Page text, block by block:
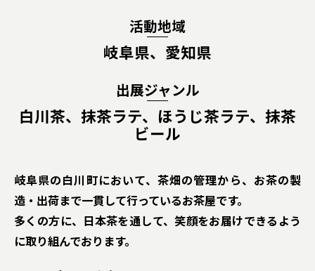
活動地域
岐阜県、愛知県
出展ジャンル
白川茶、抹茶ラテ、ほうじ茶ラテ、抹茶
ビール
岐阜県の白川町において、茶畑の管理から、お茶の製
造・出荷まで一貫して行っているお茶屋です。
多くの方に、日本茶を通して、笑顔をお届けできるよう
に取り組んでおります。